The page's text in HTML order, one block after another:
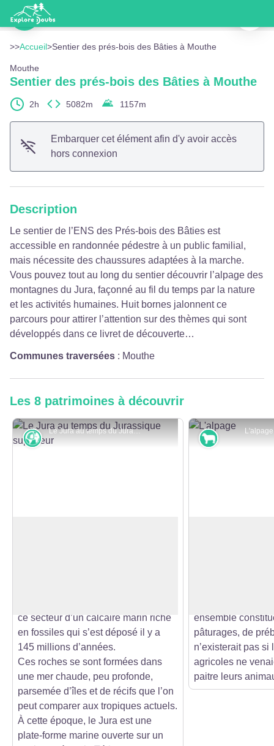
Sentier des prés-bois des Bâties à Mouthe
Voir l'image en plein écran
>>Accueil>Sentier des prés-bois des Bâties à Mouthe
Mouthe
Sentier des prés-bois des Bâties à Mouthe
2h 5082m 1157m
Embarquer cet élément afin d'y avoir accès
hors connexion
Description
Le sentier de l’ENS des Prés-bois des Bâties est
accessible en randonnée pédestre à un public familial,
mais nécessite des chaussures adaptées à la marche.
Vous pouvez tout au long du sentier découvrir l’alpage des
montagnes du Jura, façonné au fil du temps par la nature
et les activités humaines. Huit bornes jalonnent ce
parcours pour attirer l’attention sur des thèmes qui sont
développés dans ce livret de découverte…
Communes traversées : Mouthe
Les 8 patrimoines à découvrir
Le Jura au temps du Jurassique supérieur - CD25
Karst
ce secteur d’un calcaire marin riche
en fossiles qui s’est déposé il y a
145 millions d’années.
Ces roches se sont formées dans
une mer chaude, peu profonde,
parsemée d’îles et de récifs que l’on
peut comparer aux tropiques actuels.
À cette époque, le Jura est une
plate-forme marine ouverte sur un
ensemble
pâturages, de
n’existerait pas si
agricoles ne
paitre leurs